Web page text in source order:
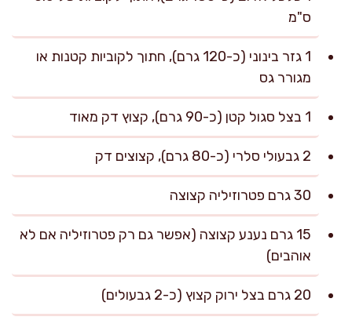
ס"מ
1 גזר בינוני (כ-120 גרם), חתוך לקוביות קטנות או
מגורר גס
1 בצל סגול קטן (כ-90 גרם), קצוץ דק מאוד
2 גבעולי סלרי (כ-80 גרם), קצוצים דק
30 גרם פטרוזיליה קצוצה
15 גרם נענע קצוצה (אפשר גם רק פטרוזיליה אם לא
אוהבים)
20 גרם בצל ירוק קצוץ (כ-2 גבעולים)